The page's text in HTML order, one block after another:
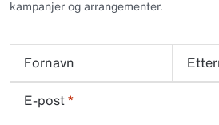
kampanjer og arrangementer.
Fornavn
E-post*